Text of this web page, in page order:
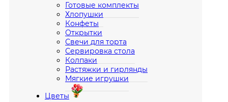
Готовые комплекты
Хлопушки
Конфеты
Открытки
Свечи для торта
Сервировка стола
Колпаки
Растяжки и гирлянды
Мягкие игрушки
Цветы